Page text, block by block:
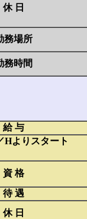
休 日
務場所
務時間
給 与
Hよりスタート
資 格
待 遇
休 日